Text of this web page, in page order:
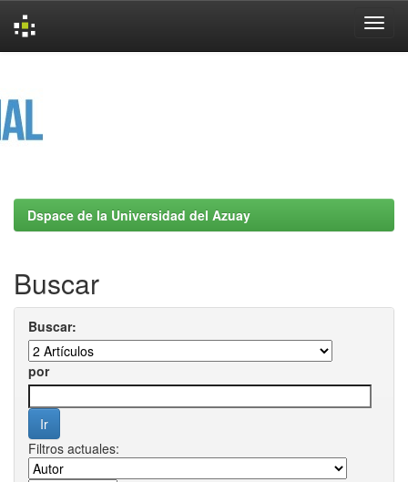
Dspace de la Universidad del Azuay
Buscar
Buscar:
por
Filtros actuales: